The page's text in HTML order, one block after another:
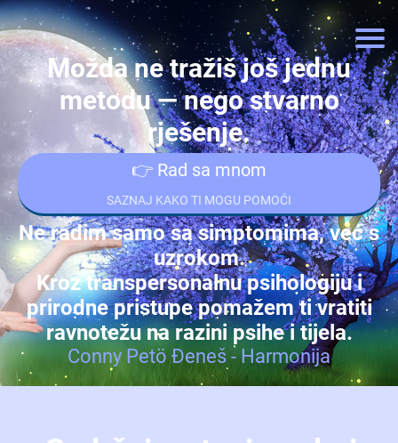
Možda ne tražiš još jednu
metodu — nego stvarno
rješenje.
👉 Rad sa mnom
SAZNAJ KAKO TI MOGU POMOĆI
Ne radim samo sa simptomima, već s
uzrokom.
Kroz transpersonalnu psihologiju i
prirodne pristupe pomažem ti vratiti
ravnotežu na razini psihe i tijela.
Conny Petö Đeneš - Harmonija